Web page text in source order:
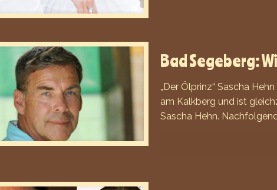
Bad Segeberg:
„Der Ölprinz“ Sascha
am Kalkberg und ist
Sascha Hehn.